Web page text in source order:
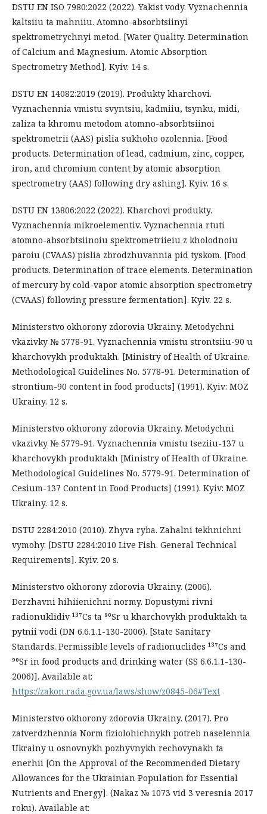
DSTU EN ISO 7980:2022 (2022). Yakist vody. Vyznachennia
kaltsiiu ta mahniiu. Atomno-absorbtsiinyi
spektrometrychnyi metod. [Water Quality. Determination
of Calcium and Magnesium. Atomic Absorption
Spectrometry Method]. Kyiv. 14 s.
DSTU EN 14082:2019 (2019). Produkty kharchovi.
Vyznachennia vmistu svyntsiu, kadmiiu, tsynku, midi,
zaliza ta khromu metodom atomno-absorbtsiinoi
spektrometrii (AAS) pislia sukhoho ozolennia. [Food
products. Determination of lead, cadmium, zinc, copper,
iron, and chromium content by atomic absorption
spectrometry (AAS) following dry ashing]. Kyiv. 16 s.
DSTU EN 13806:2022 (2022). Kharchovi produkty.
Vyznachennia mikroelementiv. Vyznachennia rtuti
atomno-absorbtsiinoiu spektrometriieiu z kholodnoiu
paroiu (CVAAS) pislia zbrodzhuvannia pid tyskom. [Food
products. Determination of trace elements. Determination
of mercury by cold-vapor atomic absorption spectrometry
(CVAAS) following pressure fermentation]. Kyiv. 22 s.
Ministerstvo okhorony zdorovia Ukrainy. Metodychni
vkazivky № 5778-91. Vyznachennia vmistu strontsiiu-90 u
kharchovykh produktakh. [Ministry of Health of Ukraine.
Methodological Guidelines No. 5778-91. Determination of
strontium-90 content in food products] (1991). Kyiv: MOZ
Ukrainy. 12 s.
Ministerstvo okhorony zdorovia Ukrainy. Metodychni
vkazivky № 5779-91. Vyznachennia vmistu tseziiu-137 u
kharchovykh produktakh [Ministry of Health of Ukraine.
Methodological Guidelines No. 5779-91. Determination of
Cesium-137 Content in Food Products] (1991). Kyiv: MOZ
Ukrainy. 12 s.
DSTU 2284:2010 (2010). Zhyva ryba. Zahalni tekhnichni
vymohy. [DSTU 2284:2010 Live Fish. General Technical
Requirements]. Kyiv. 20 s.
Ministerstvo okhorony zdorovia Ukrainy. (2006).
Derzhavni hihiienichni normy. Dopustymi rivni
radionuklidiv ¹³⁷Cs ta ⁹⁰Sr u kharchovykh produktakh ta
pytnii vodi (DN 6.6.1.1-130-2006). [State Sanitary
Standards. Permissible levels of radionuclides ¹³⁷Cs and
⁹⁰Sr in food products and drinking water (SS 6.6.1.1-130-
2006)]. Available at:
https://zakon.rada.gov.ua/laws/show/z0845-06#Text
Ministerstvo okhorony zdorovia Ukrainy. (2017). Pro
zatverdzhennia Norm fiziolohichnykh potreb naselennia
Ukrainy u osnovnykh pozhyvnykh rechovynakh ta
enerhii [On the Approval of the Recommended Dietary
Allowances for the Ukrainian Population for Essential
Nutrients and Energy]. (Nakaz № 1073 vid 3 veresnia 2017
roku). Available at: